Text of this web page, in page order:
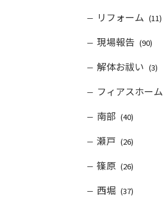
リフォーム (11)
現場報告 (90)
解体お祓い (3)
フィアスホーム
南部 (40)
瀬戸 (26)
篠原 (26)
西堀 (37)